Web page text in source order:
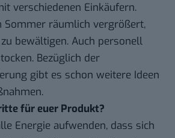
verschiedenen Einkäufern.
Sommer räumlich vergrößert,
bewältigen. Auch personell
Bezüglich der
gibt es schon weitere Ideen
für euer Produkt?
Energie aufwenden, dass sich